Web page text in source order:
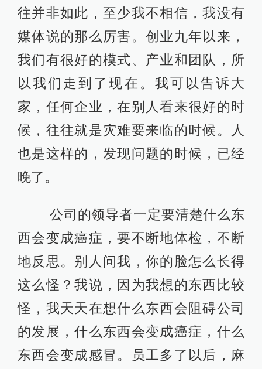
往并非如此，至少我不相信，我没有
媒体说的那么厉害。创业九年以来，
我们有很好的模式、产业和团队，所
以我们走到了现在。我可以告诉大
家，任何企业，在别人看来很好的时
候，往往就是灾难要来临的时候。人
也是这样的，发现问题的时候，已经
晚了。
公司的领导者一定要清楚什么东
西会变成癌症，要不断地体检，不断
地反思。别人问我，你的脸怎么长得
这么怪？我说，因为我想的东西比较
怪，我天天在想什么东西会阻碍公司
的发展，什么东西会变成癌症，什么
东西会变成感冒。员工多了以后，麻